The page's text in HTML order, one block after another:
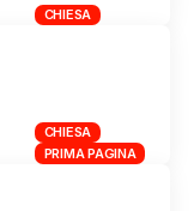
CHIESA
CHIESA
PRIMA PAGINA